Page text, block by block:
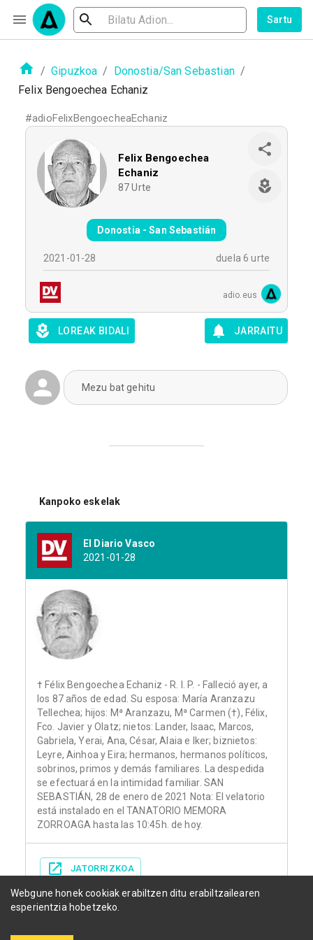
Sartu
/ Gipuzkoa / Donostia/San Sebastian /
Felix Bengoechea Echaniz
#adioFelixBengoecheaEchaniz
Felix Bengoechea
Echaniz
87 Urte
Donostia - San Sebastián
2021-01-28 duela 6 urte
adio.eus
LOREAK BIDALI JARRAITU
Mezu bat gehitu
Kanpoko eskelak
El Diario Vasco
2021-01-28
† Félix Bengoechea Echaniz - R. I. P. - Falleció ayer, a
los 87 años de edad. Su esposa: María Aranzazu
Tellechea; hijos: Mª Aranzazu, Mª Carmen (†), Félix,
Fco. Javier y Olatz; nietos: Lander, Isaac, Marcos,
Gabriela, Yerai, Ana, César, Alaia e Iker; biznietos:
Leyre, Ainhoa y Eira; hermanos, hermanos políticos,
sobrinos, primos y demás familiares. La despedida
se efectuará en la intimidad familiar. SAN
SEBASTIÁN, 28 de enero de 2021 Nota: El velatorio
está instalado en el TANATORIO MEMORA
ZORROAGA hasta las 10:45h. de hoy.
JATORRIZKOA
Webgune honek cookiak erabiltzen ditu erabiltzailearen
esperientzia hobetzeko.